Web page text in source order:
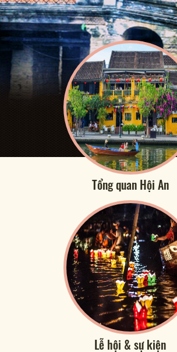
Tổng quan Hội An
Lễ hội & sự kiện